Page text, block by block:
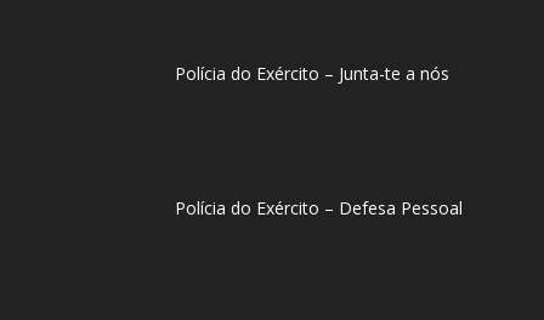
Polícia do Exército – Junta-te a nós
Polícia do Exército – Defesa Pessoal